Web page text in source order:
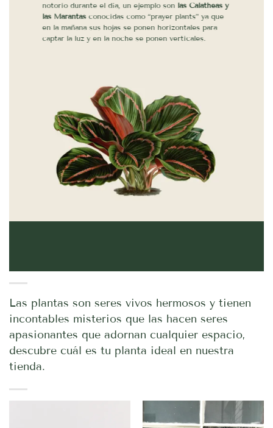
notorio durante el día, un ejemplo son las Calatheas y
las Marantasconocidas como “prayer plants” ya que
en la mañana sus hojas se ponen horizontales para
captar la luz y en la noche se ponen verticales.
Las plantas son seres vivos hermosos y tienen
incontables misterios que las hacen seres
apasionantes que adornan cualquier espacio,
descubre cuál es tu planta ideal en nuestra
tienda.